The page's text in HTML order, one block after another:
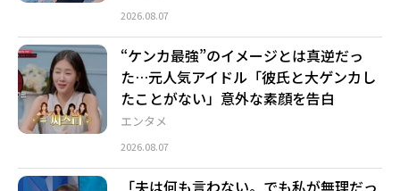
2026.08.07
エンタメ
“ケンカ最強”のイメージとは真逆だっ
た…元人気アイドル「彼氏と大ゲンカし
たことがない」意外な素顔を告白
2026.08.07
「夫は何も言わない。でも私が無理だっ